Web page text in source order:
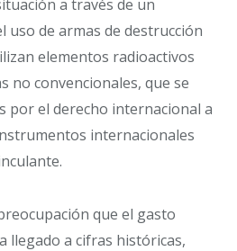
a través de un
de armas de destrucción
elementos radioactivos
no convencionales, que se
por el derecho internacional a
internacionales
que el gasto
llegado a cifras históricas,